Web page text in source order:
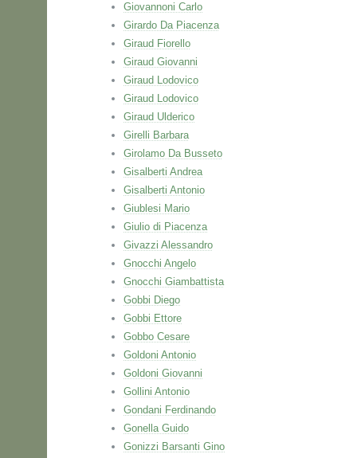
Giovannoni Carlo
Girardo Da Piacenza
Giraud Fiorello
Giraud Giovanni
Giraud Lodovico
Giraud Lodovico
Giraud Ulderico
Girelli Barbara
Girolamo Da Busseto
Gisalberti Andrea
Gisalberti Antonio
Giublesi Mario
Giulio di Piacenza
Givazzi Alessandro
Gnocchi Angelo
Gnocchi Giambattista
Gobbi Diego
Gobbi Ettore
Gobbo Cesare
Goldoni Antonio
Goldoni Giovanni
Gollini Antonio
Gondani Ferdinando
Gonella Guido
Gonizzi Barsanti Gino